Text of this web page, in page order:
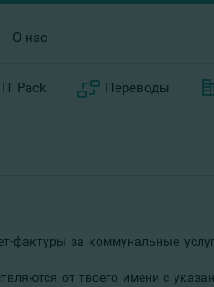
О нас
IT Pack Переводы
за коммунальные
от твоего имени с